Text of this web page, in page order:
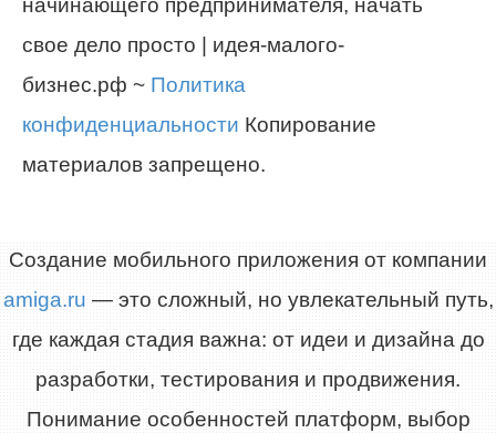
начинающего предпринимателя, начать
свое дело просто | идея-малого-
бизнес.рф ~ Политика
конфиденциальности Копирование
материалов запрещено.
Создание мобильного приложения от компании
amiga.ru — это сложный, но увлекательный путь,
где каждая стадия важна: от идеи и дизайна до
разработки, тестирования и продвижения.
Понимание особенностей платформ, выбор